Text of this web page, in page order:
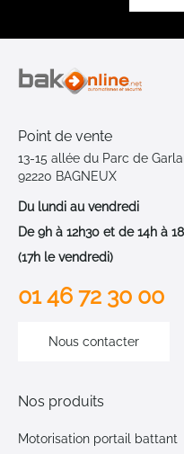
Point de vente
13-15 allée du Parc de
92220 BAGNEUX
Du lundi au vendredi
De 9h à 12h30 et de 14h à
(17h le vendredi)
01 46 72 30 00
Nous contacter
Nos produits
Motorisation portail battant